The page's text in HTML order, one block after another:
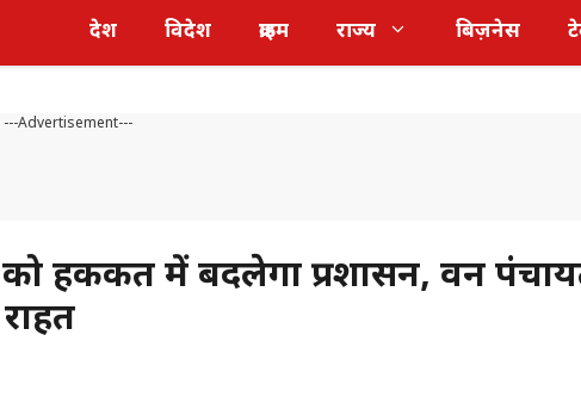
देश विदेश क्राइम राज्य बिज़नेस
---Advertisement---
हकीकत में बदलेगा प्रशासन, वन